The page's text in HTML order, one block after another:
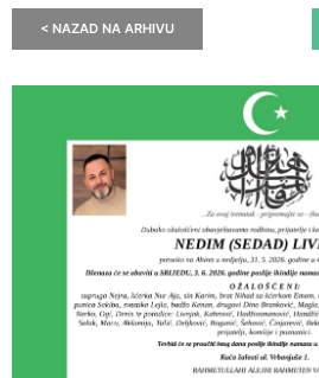
< NAZAD NA ARHIVU